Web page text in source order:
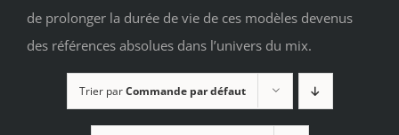
de prolonger la durée de vie de ces modèles devenus
des références absolues dans l’univers du mix.
Trier parCommande par défaut